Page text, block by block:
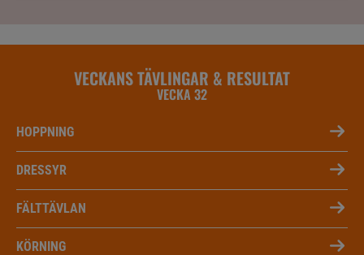
VECKANS TÄVLINGAR & RESULTAT
VECKA 32
HOPPNING
DRESSYR
FÄLTTÄVLAN
KÖRNING